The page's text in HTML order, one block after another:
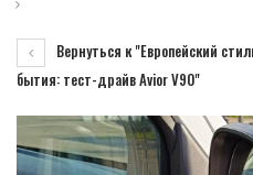
Вернуться к "Европейский
бытия: тест-драйв Avior V90"